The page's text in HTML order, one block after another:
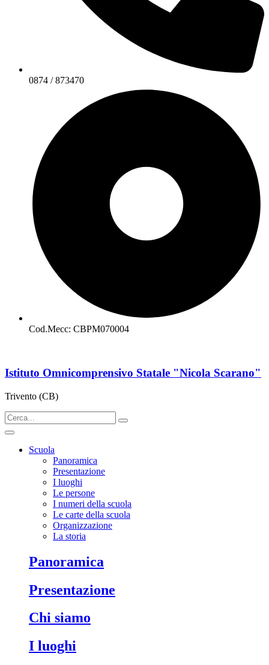
0874 / 873470
Cod.Mecc: CBPM070004
Istituto Omnicomprensivo Statale "Nicola Scarano"
Trivento (CB)
Scuola
Panoramica
Presentazione
I luoghi
Le persone
I numeri della scuola
Le carte della scuola
Organizzazione
La storia
Panoramica
Presentazione
Chi siamo
I luoghi